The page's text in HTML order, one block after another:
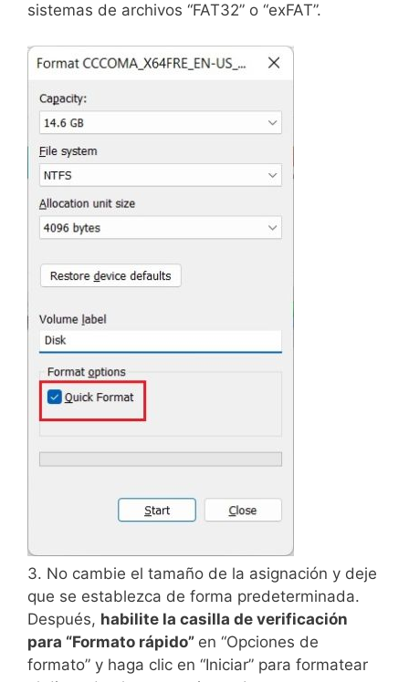
sistemas de archivos “FAT32” o “exFAT”.
3. No cambie el tamaño de la asignación y deje
que se establezca de forma predeterminada.
Después, habilite la casilla de verificación
para “Formato rápido” en “Opciones de
formato” y haga clic en “Iniciar” para formatear